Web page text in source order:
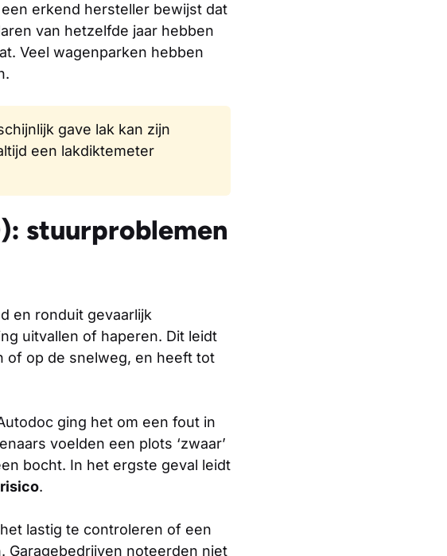
erkend hersteller bewijst dat
van hetzelfde jaar hebben
Veel wagenparken hebben
gave lak kan zijn
een lakdiktemeter
stuurproblemen
en ronduit gevaarlijk
uitvallen of haperen. Dit leidt
of op de snelweg, en heeft tot
ging het om een fout in
voelden een plots ‘zwaar’
bocht. In het ergste geval leidt
.
lastig te controleren of een
Garagebedrijven noteerden niet